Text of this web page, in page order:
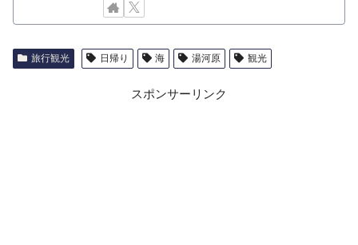
旅行観光 日帰り 海 湯河原 観光
スポンサーリンク